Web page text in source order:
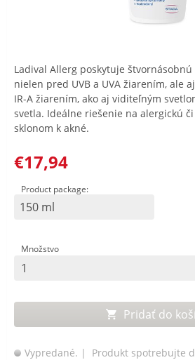
Ladival Allerg poskytuje
nielen pred UVB a UVA žiarením, ale
IR-A žiarením, ako aj viditeľným
svetla. Ideálne riešenie na alergickú
sklonom k akné.
€17,94
Product package:
150 ml
Množstvo
Pridať do
Vypredané. | Produkt spotrebujte